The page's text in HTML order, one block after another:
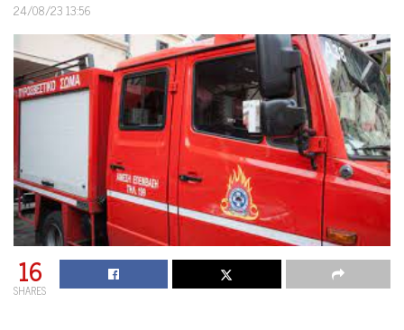
24/08/23 13:56
16
SHARES